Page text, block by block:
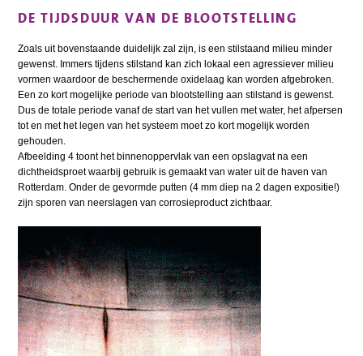
DE TIJDSDUUR VAN DE BLOOTSTELLING
Zoals uit bovenstaande duidelijk zal zijn, is een stilstaand milieu minder
gewenst. Immers tijdens stilstand kan zich lokaal een agressiever milieu
vormen waardoor de beschermende oxidelaag kan worden afgebroken.
Een zo kort mogelijke periode van blootstelling aan stilstand is gewenst.
Dus de totale periode vanaf de start van het vullen met water, het afpersen
tot en met het legen van het systeem moet zo kort mogelijk worden
gehouden.
Afbeelding 4 toont het binnenoppervlak van een opslagvat na een
dichtheidsproet waarbij gebruik is gemaakt van water uit de haven van
Rotterdam. Onder de gevormde putten (4 mm diep na 2 dagen expositie!)
zijn sporen van neerslagen van corrosieproduct zichtbaar.